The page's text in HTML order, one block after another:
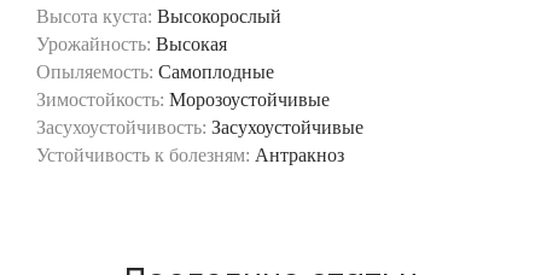
Высота куста: Высокорослый
Урожайность: Высокая
Опыляемость: Самоплодные
Зимостойкость: Морозоустойчивые
Засухоустойчивость: Засухоустойчивые
Устойчивость к болезням: Антракноз